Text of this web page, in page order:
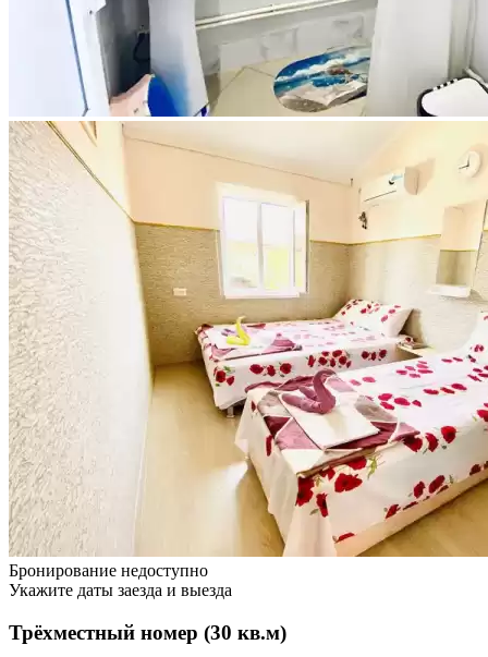
Бронирование недоступно
Укажите даты заезда и выезда
Трёхместный номер (30 кв.м)